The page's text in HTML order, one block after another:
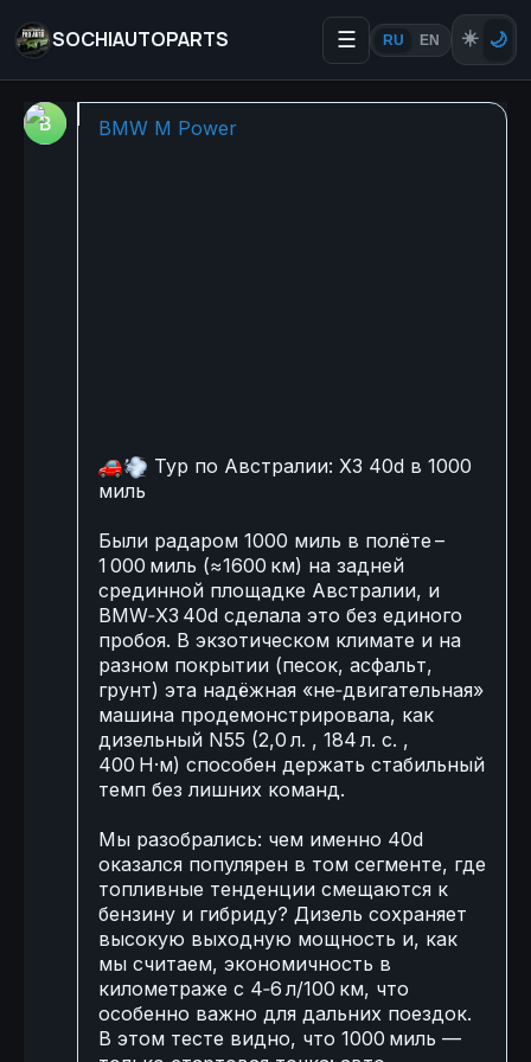
SOCHIAUTOPARTS ☰ RU EN ☀️ 🌙
🚗💨 Тур по Австралии:
BMW M Power
Тур по Австралии: X3 40d в 1000
миль
Были радаром 1000 миль в полёте –
1 000 миль (≈1600 км) на задней
срединной площадке Австралии, и
BMW‑X3 40d сделала это без единого
пробоя. В экзотическом климате и на
разном покрытии (песок, асфальт,
грунт) эта надёжная «не‑двигательная»
машина продемонстрировала, как
дизельный N55 (2,0 л. , 184 л. с. ,
400 Н·м) способен держать стабильный
темп без лишних команд.
Мы разобрались: чем именно 40d
оказался популярен в том сегменте, где
топливные тенденции смещаются к
бензину и гибриду? Дизель сохраняет
высокую выходную мощность и, как
мы считаем, экономичность в
километраже с 4‑6 л/100 км, что
особенно важно для дальних поездок.
В этом тесте видно, что 1000 миль —